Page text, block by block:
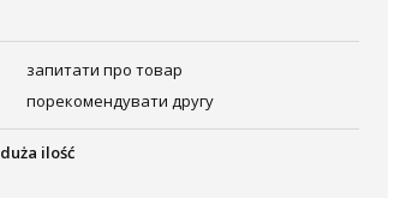
запитати про товар
порекомендувати другу
duża ilość